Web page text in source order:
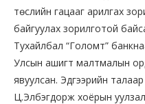
төслийн гацааг арилгах
байгуулах зорилготой
Тухайлбал “Голомт”
Улсын ашигт малтмалын
явуулсан. Эдгээрийн
Ц.Элбэгдорж хоёрын